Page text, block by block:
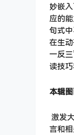
妙嵌
应的
句式
在生
一反
读技
本辑图
激发
言和